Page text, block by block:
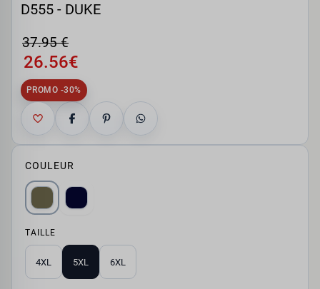
D555 - DUKE
37.95 €
26.56€
PROMO -30%
COULEUR
TAILLE
4XL 5XL 6XL